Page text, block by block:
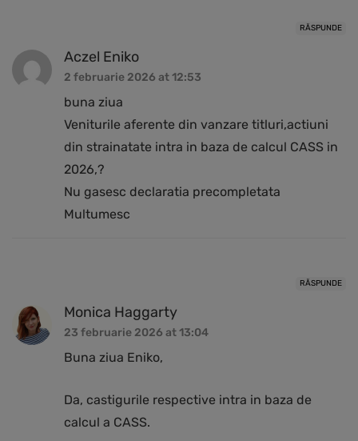
RĂSPUNDE
Aczel Eniko
2 februarie 2026 at 12:53
buna ziua
Veniturile aferente din vanzare titluri,actiuni
din strainatate intra in baza de calcul CASS in
2026,?
Nu gasesc declaratia precompletata
Multumesc
RĂSPUNDE
Monica Haggarty
23 februarie 2026 at 13:04
Buna ziua Eniko,
Da, castigurile respective intra in baza de
calcul a CASS.